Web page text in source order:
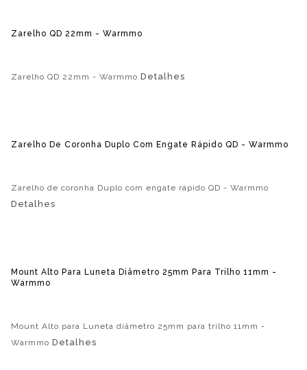
Zarelho QD 22mm - Warmmo
Zarelho QD 22mm - Warmmo Detalhes
Zarelho De Coronha Duplo Com Engate Rápido QD - Warmmo
Zarelho de coronha Duplo com engate rápido QD - Warmmo
Detalhes
Mount Alto Para Luneta Diâmetro 25mm Para Trilho 11mm -
Warmmo
Mount Alto para Luneta diâmetro 25mm para trilho 11mm -
Warmmo Detalhes